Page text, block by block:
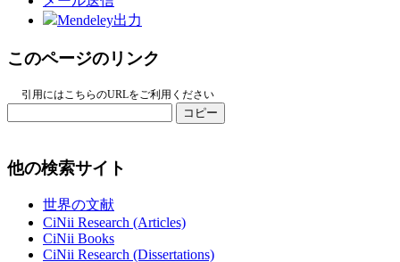
Mendeley出力
このページのリンク
引用にはこちらのURLをご利用ください
コピー
他の検索サイト
世界の文献
CiNii Research (Articles)
CiNii Books
CiNii Research (Dissertations)